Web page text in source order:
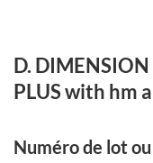
D.
PLUS with hm
Numéro de lot